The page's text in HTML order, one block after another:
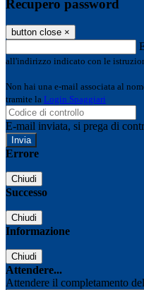
Recupero password
button close ×
all'indirizzo indicato con le
Non hai una e-mail associata al
tramite la Login Spaggiari
E-mail inviata, si prega di
Errore
Chiudi
Successo
Chiudi
Informazione
Chiudi
Attendere...
Attendere il completamento